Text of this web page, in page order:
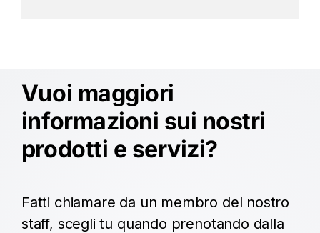
Vuoi maggiori
informazioni sui nostri
prodotti e servizi?
Fatti chiamare da un membro del nostro
staff, scegli tu quando prenotando dalla